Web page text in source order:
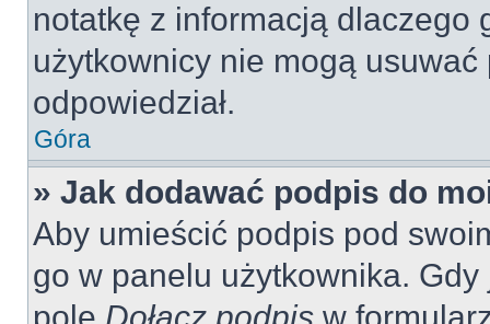
notatkę z informacją dlaczego
użytkownicy nie mogą
odpowiedział.
Góra
» Jak dodawać podpis do
Aby umieścić podpis pod
go w panelu użytkownika.